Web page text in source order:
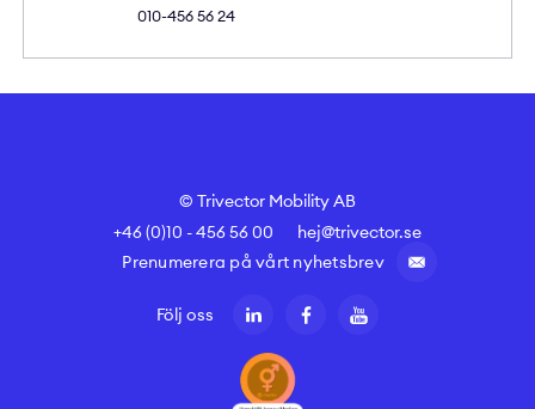
010-456 56 24
© Trivector Mobility AB
+46 (0)10 - 456 56 00
hej@trivector.se
Prenumerera på vårt nyhetsbrev
Följ oss